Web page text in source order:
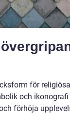
för religiösa
och
förhöja